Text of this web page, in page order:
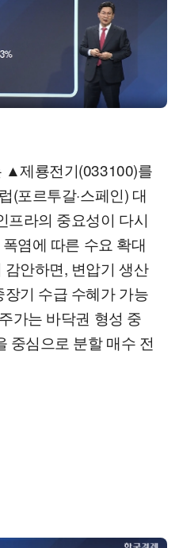
▲제룡전기(033100)를
(포르투갈·스페인) 대
프라의 중요성이 다시
염에 따른 수요 확대
안하면, 변압기 생산
기 수급 수혜가 가능
가는 바닥권 형성 중
중심으로 분할 매수 전